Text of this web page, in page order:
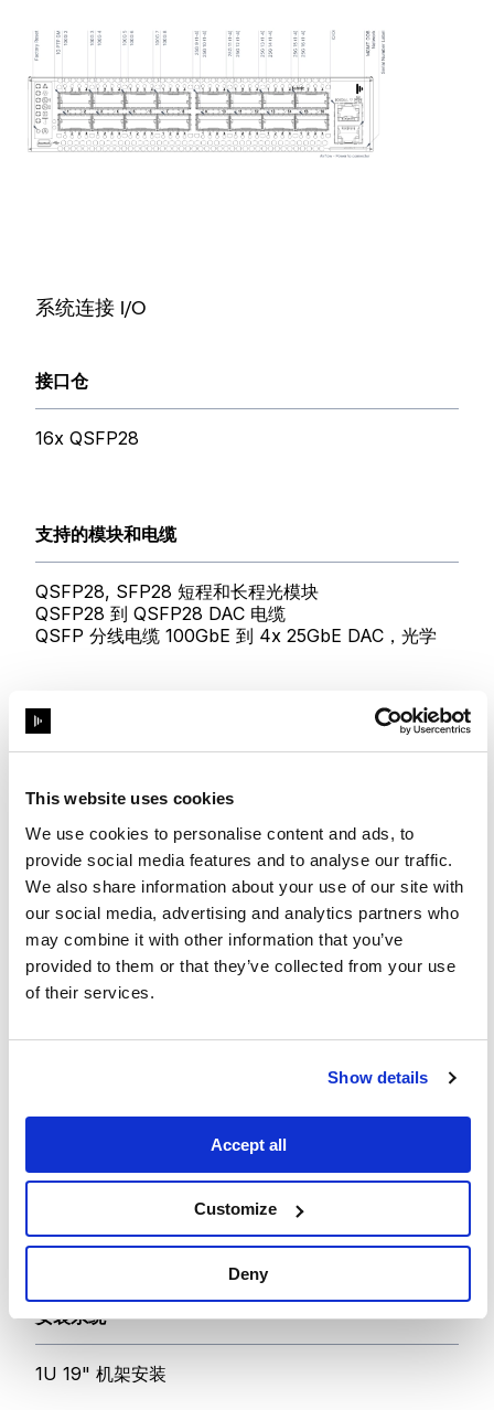
This website uses cookies
We use cookies to personalise content and ads, to
provide social media features and to analyse our traffic.
We also share information about your use of our site with
our social media, advertising and analytics partners who
may combine it with other information that you’ve
provided to them or that they’ve collected from your use
of their services.
Show details
Accept all
Customize
Deny
系统连接 I/O
接口仓
16x QSFP28
支持的模块和电缆
QSFP28, SFP28 短程和长程光模块
QSFP28 到 QSFP28 DAC 电缆
QSFP 分线电缆 100GbE 到 4x 25GbE DAC，光学
硬件规格
电压
100-240V，50-60Hz
对于电源不稳定的国家，建议使用 UPS 以提供稳定电
峰值功耗
典型功耗：94.3W（使用被动电缆时的典型功耗）
光缆最大功耗：248.6W（假设每个 QSFP28 端口
安装系统
1U 19" 机架安装